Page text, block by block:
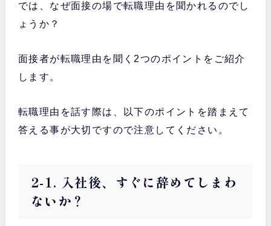
では、なぜ面接の場で転職理由を聞かれるのでし
ょうか？
面接者が転職理由を聞く2つのポイントをご紹介
します。
転職理由を話す際は、以下のポイントを踏まえて
答える事が大切ですので注意してください。
2-1. 入社後、すぐに辞めてしまわ
ないか？